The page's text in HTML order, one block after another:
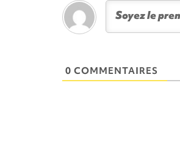
0 COMMENTAIRES